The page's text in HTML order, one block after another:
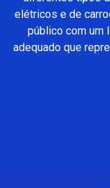
elétricos e de
público com um
adequado que